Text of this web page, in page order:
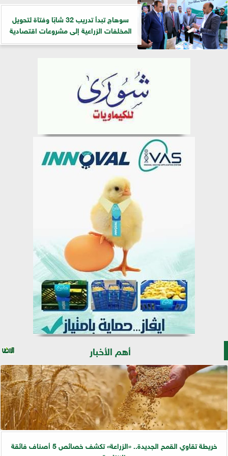
سوهاج تبدأ تدريب 32 شابًا وفتاة لتحويل
المخلفات الزراعية إلى مشروعات اقتصادية
أهم الأخبار
خريطة تقاوي القمح الجديدة.. «الزراعة» تكشف خصائص 5 أصناف فائقة